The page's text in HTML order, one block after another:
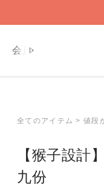
会員専用
全てのアイテム >値段
【猴子設計
九份